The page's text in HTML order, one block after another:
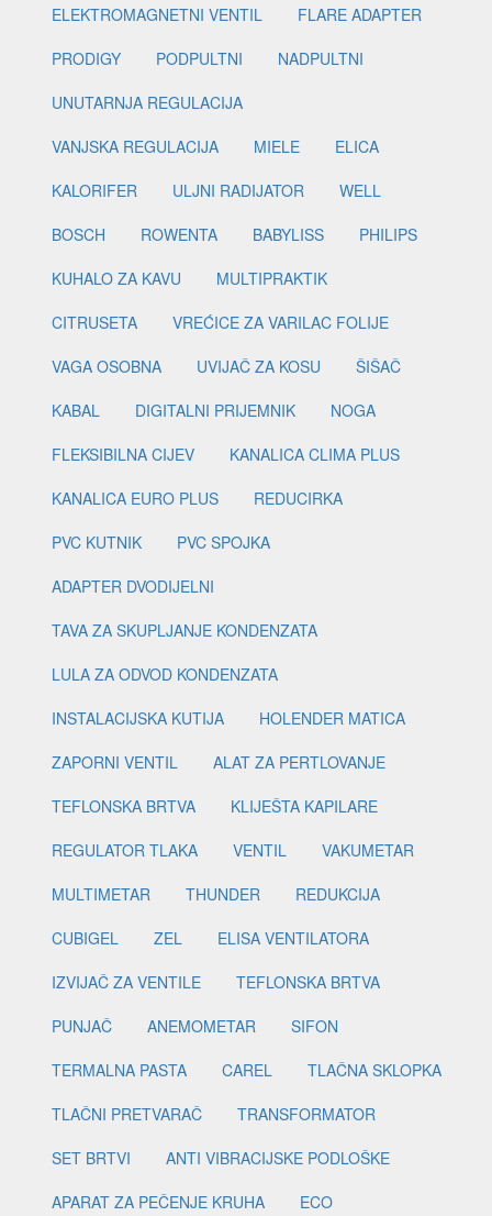
ELEKTROMAGNETNI VENTIL
FLARE ADAPTER
PRODIGY
PODPULTNI
NADPULTNI
UNUTARNJA REGULACIJA
VANJSKA REGULACIJA
MIELE
ELICA
KALORIFER
ULJNI RADIJATOR
WELL
BOSCH
ROWENTA BABYLISS
PHILIPS
KUHALO ZA KAVU
MULTIPRAKTIK
CITRUSETA
VREĆICE ZA VARILAC FOLIJE
VAGA OSOBNA
UVIJAČ ZA KOSU
ŠIŠAČ
KABAL
DIGITALNI PRIJEMNIK
NOGA
FLEKSIBILNA CIJEV
KANALICA CLIMA PLUS
KANALICA EURO PLUS
REDUCIRKA
PVC KUTNIK
PVC SPOJKA
ADAPTER DVODIJELNI
TAVA ZA SKUPLJANJE KONDENZATA
LULA ZA ODVOD KONDENZATA
INSTALACIJSKA KUTIJA
HOLENDER MATICA
ZAPORNI VENTIL
ALAT ZA PERTLOVANJE
TEFLONSKA BRTVA
KLIJEŠTA KAPILARE
REGULATOR TLAKA
VENTIL
VAKUMETAR
MULTIMETAR
THUNDER
REDUKCIJA
CUBIGEL
ZEL
ELISA VENTILATORA
IZVIJAČ ZA VENTILE
TEFLONSKA BRTVA
PUNJAČ
ANEMOMETAR
SIFON
TERMALNA PASTA
CAREL
TLAČNA SKLOPKA
TLAČNI PRETVARAČ
TRANSFORMATOR
SET BRTVI
ANTI VIBRACIJSKE PODLOŠKE
APARAT ZA PEČENJE KRUHA
ECO